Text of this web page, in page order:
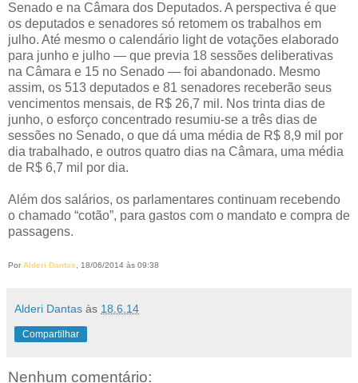
Senado e na Câmara dos Deputados. A perspectiva é que
os deputados e senadores só retomem os trabalhos em
julho. Até mesmo o calendário light de votações elaborado
para junho e julho — que previa 18 sessões deliberativas
na Câmara e 15 no Senado — foi abandonado. Mesmo
assim, os 513 deputados e 81 senadores receberão seus
vencimentos mensais, de R$ 26,7 mil. Nos trinta dias de
junho, o esforço concentrado resumiu-se a três dias de
sessões no Senado, o que dá uma média de R$ 8,9 mil por
dia trabalhado, e outros quatro dias na Câmara, uma média
de R$ 6,7 mil por dia.
Além dos salários, os parlamentares continuam recebendo
o chamado “cotão”, para gastos com o mandato e compra de
passagens.
Por Alderi Dantas, 18/06/2014 às 09:38
Alderi Dantas às 18.6.14
Compartilhar
Nenhum comentário: